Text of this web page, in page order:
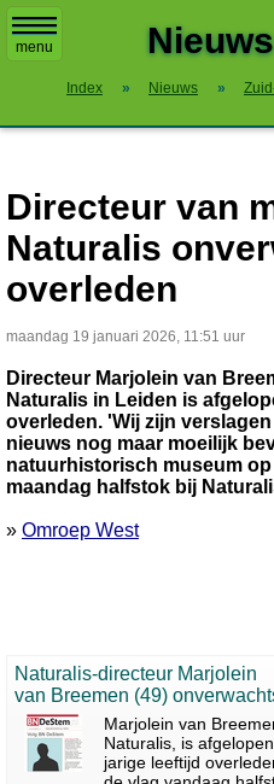
menu
Index » Nieuws »
Directeur van
Naturalis
overleden
maandag 19 januari 2026, 11:51 uur
Directeur Marjolein van
Naturalis in Leiden is
overleden. 'Wij zijn
nieuws nog maar moeilijk
natuurhistorisch museum
maandag halfstok bij
» Omroep West
Naturalis-directeur Marjolein
van Breemen (49)
Marjolein van
Naturalis, is
jarige leeftijd